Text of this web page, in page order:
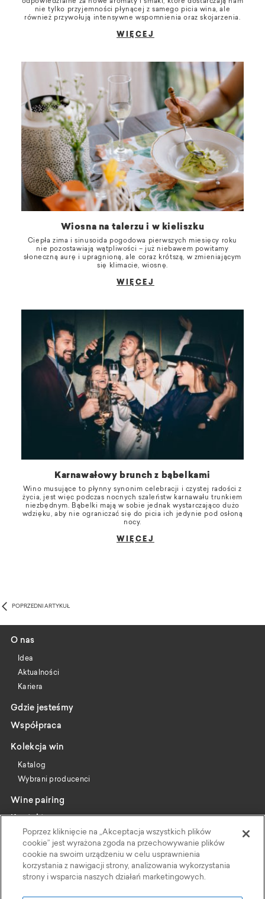
odpowiedzialne za nowe aromaty i smaki, które dostarczają nam
nie tylko przyjemności płynącej z samego picia wina, ale
również przywołują intensywne wspomnienia oraz skojarzenia.
WIĘCEJ
Wiosna na talerzu i w kieliszku
Ciepła zima i sinusoida pogodowa pierwszych miesięcy roku
nie pozostawiają wątpliwości – już niebawem powitamy
słoneczną aurę i upragnioną, ale coraz krótszą, w zmieniającym
się klimacie, wiosnę.
WIĘCEJ
Karnawałowy brunch z bąbelkami
Wino musujące to płynny synonim celebracji i czystej radości z
życia, jest więc podczas nocnych szaleństw karnawału trunkiem
niezbędnym. Bąbelki mają w sobie jednak wystarczająco dużo
wdzięku, aby nie ograniczać się do picia ich jedynie pod osłoną
nocy.
WIĘCEJ
POPRZEDNI ARTYKUŁ
O nas
Idea
Aktualności
Kariera
Gdzie jesteśmy
Współpraca
Kolekcja win
Katalog
Wybrani producenci
Wine pairing
Kontakt
Polityka Prywatności
Faktoria Win
Poprzez kliknięcie na „Akceptacja wszystkich plików
cookie” jest wyrażona zgoda na przechowywanie plików
cookie na swoim urządzeniu w celu usprawnienia
korzystania z nawigacji strony, analizowania wykorzystania
strony i wsparcia naszych działań marketingowych.